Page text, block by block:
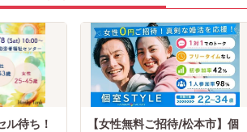
ル待ち！
【女性無料ご招待/松本市】個